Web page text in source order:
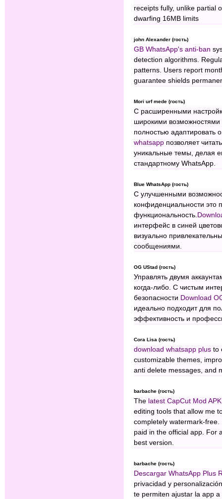
receipts fully, unlike partial
dwarfing 16MB limits
john Alexander (гость)
GB WhatsApp's anti-ban
detection algorithms.
patterns. Users report
guarantee shields
Mori urf mede (гость)
С расширенными
широкими возможностями
полностью
whatsapp позволяет
уникальные темы, делая
стандартному WhatsApp.
Blue WhatsApp (гость)
С улучшенными
конфиденциальности это
функциональность.
интерфейс в синей
визуально
сообщениями.
OG UStad (гость)
Управлять двумя
когда-либо. С чистым
безопасности Download
идеально подходит для
эффективность и
Cora Lisa (гость)
download whatsapp plus to
customizable themes,
anti delete messages, and
barbache (гость)
The latest CapCut Mod APK
editing tools that allow me
completely watermark-
paid in the official app. For
best version.
barbache (гость)
Descargar WhatsApp Plus
privacidad y
te permiten ajustar la app